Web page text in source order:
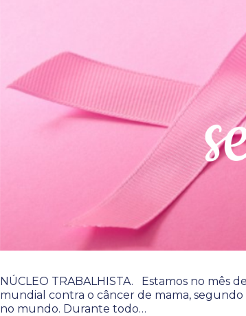
NÚCLEO TRABALHISTA. Estamos no mês
mundial contra o câncer de mama,
no mundo. Durante todo…